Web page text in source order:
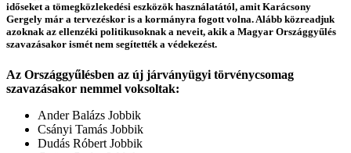
időseket a tömegközlekedési eszközök használatától, amit Karácsony
Gergely már a tervezéskor is a kormányra fogott volna. Alább közreadjuk
azoknak az ellenzéki politikusoknak a neveit, akik a Magyar Országgyűlés
szavazásakor ismét nem segítették a védekezést.
Az Országgyűlésben az új járványügyi törvénycsomag
szavazásakor nemmel voksoltak:
Ander Balázs Jobbik
Csányi Tamás Jobbik
Dudás Róbert Jobbik